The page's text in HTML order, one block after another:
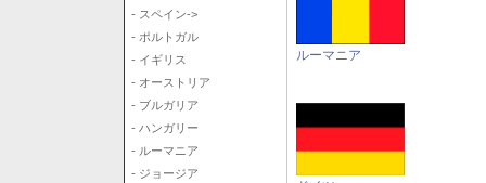
- スペイン->
- ポルトガル
- イギリス
- オーストリア
- ブルガリア
- ハンガリー
- ルーマニア
- ジョージア
ルーマニア